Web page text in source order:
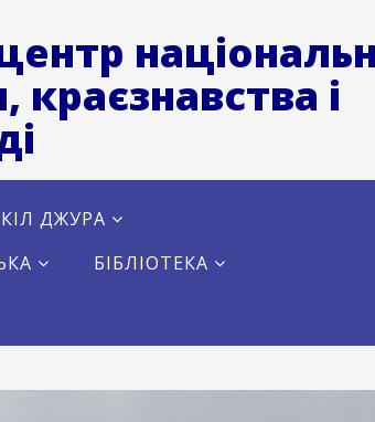
краєзнавства і
ДЖУРА
БІБЛІОТЕКА